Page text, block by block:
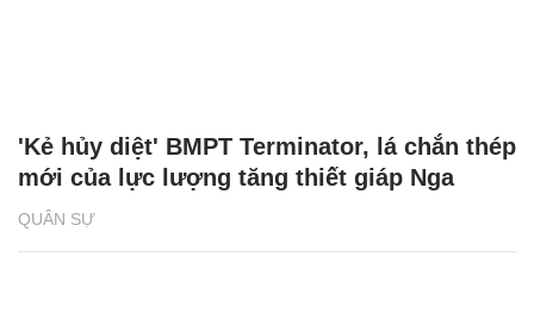
QUÂN SỰ
'Kẻ hủy diệt' BMPT Terminator, lá chắn thép
mới của lực lượng tăng thiết giáp Nga